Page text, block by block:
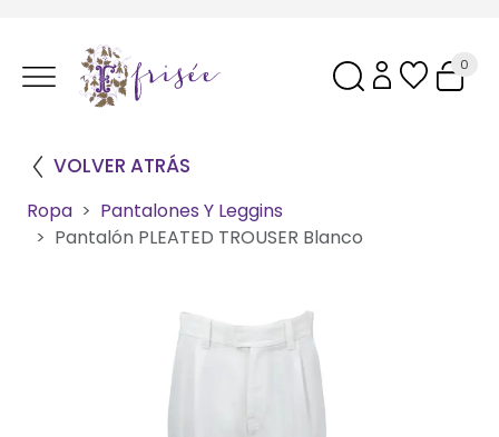
0
VOLVER ATRÁS
Ropa
Pantalones Y Leggins
Pantalón PLEATED TROUSER Blanco